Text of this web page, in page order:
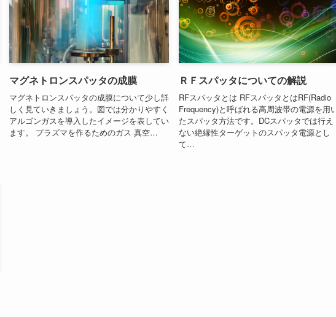
マグネトロンスパッタの成膜
マグネトロンスパッタの成膜について少し詳
しく見ていきましょう。図では分かりやすく
アルゴンガスを導入したイメージを表してい
ます。 プラズマを作るためのガス 真空…
ＲＦスパッタについての解説
RFスパッタとは RFスパッタとはRF(Radio
Frequency)と呼ばれる高周波帯の電源を用
たスパッタ方法です。DCスパッタでは行え
ない絶縁性ターゲットのスパッタ電源とし
て…